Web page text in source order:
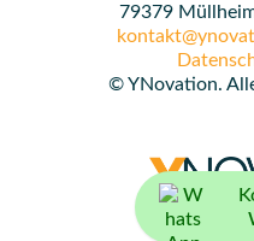
79379
© YNovation.